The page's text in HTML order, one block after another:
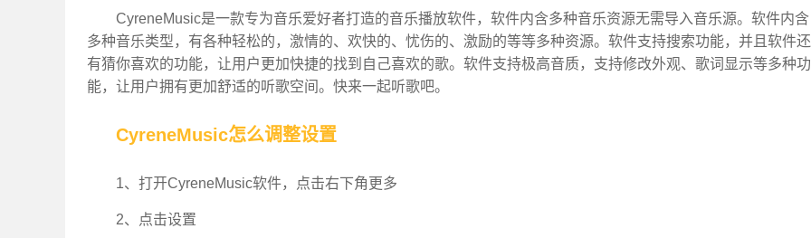
CyreneMusic是一款专为音乐爱好者打造的音乐播放软件，软件内含多种音乐资源无需导入音乐源。软件内含
多种音乐类型，有各种轻松的，激情的、欢快的、忧伤的、激励的等等多种资源。软件支持搜索功能，并且软件还
有猜你喜欢的功能，让用户更加快捷的找到自己喜欢的歌。软件支持极高音质，支持修改外观、歌词显示等多种功
能，让用户拥有更加舒适的听歌空间。快来一起听歌吧。
CyreneMusic怎么调整设置
1、打开CyreneMusic软件，点击右下角更多
2、点击设置